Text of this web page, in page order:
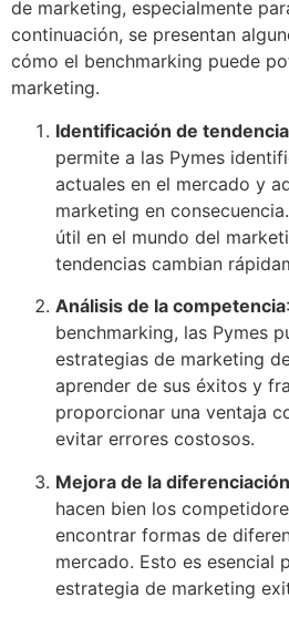
de marketing, especialmente
continuación, se presentan
cómo el benchmarking puede
marketing.
Identificación de
permite a las Pymes
actuales en el mercado y
marketing en
útil en el mundo del
tendencias cambian
Análisis de la competencia
benchmarking, las Pymes
estrategias de marketing
aprender de sus éxitos y
proporcionar una ventaja
evitar errores costosos.
Mejora de la diferenciación
hacen bien los
encontrar formas de
mercado. Esto es esencial
estrategia de marketing